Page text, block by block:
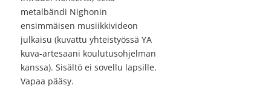
metalbändi Nighonin
ensimmäisen musiikkivideon
julkaisu (kuvattu yhteistyössä YA
kuva-artesaani koulutusohjelman
kanssa). Sisältö ei sovellu lapsille.
Vapaa pääsy.